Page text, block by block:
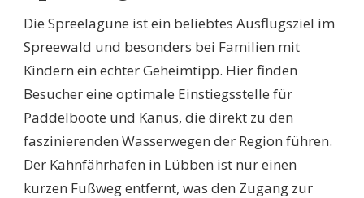
Die Spreelagune ist ein beliebtes Ausflugsziel im
Spreewald und besonders bei Familien mit
Kindern ein echter Geheimtipp. Hier finden
Besucher eine optimale Einstiegsstelle für
Paddelboote und Kanus, die direkt zu den
faszinierenden Wasserwegen der Region führen.
Der Kahnfährhafen in Lübben ist nur einen
kurzen Fußweg entfernt, was den Zugang zur